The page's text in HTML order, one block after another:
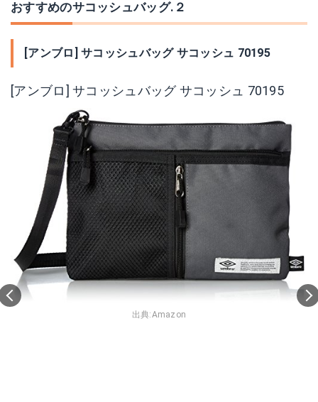
おすすめのサコッシュバッグ.２
[アンブロ] サコッシュバッグ サコッシュ 70195
[アンブロ] サコッシュバッグ サコッシュ 70195
出典:Amazon